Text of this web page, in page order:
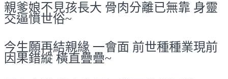
親爹娘不見孩長大 骨肉分離已無靠 身靈
交逼憤世俗~
今生願再結親緣 一會面 前世種種業現前
因果錯縱 橫直疊疊~